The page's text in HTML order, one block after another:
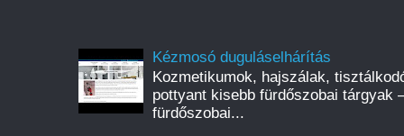
Kézmosó duguláselhárítás
Kozmetikumok, hajszálak,
pottyant kisebb fürdőszobai tárgyak
fürdőszobai...